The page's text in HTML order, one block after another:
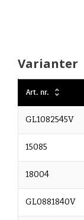
Varianter
Art. nr.
GL1082545V
15085
18004
GL0881840V